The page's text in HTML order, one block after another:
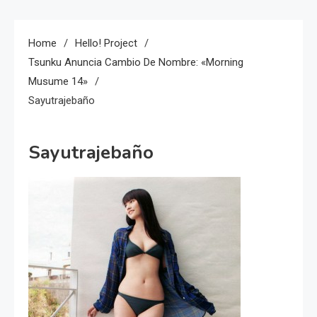
Home
Hello! Project
Tsunku Anuncia Cambio De Nombre: «Morning
Musume 14»
Sayutrajebaño
Sayutrajebaño